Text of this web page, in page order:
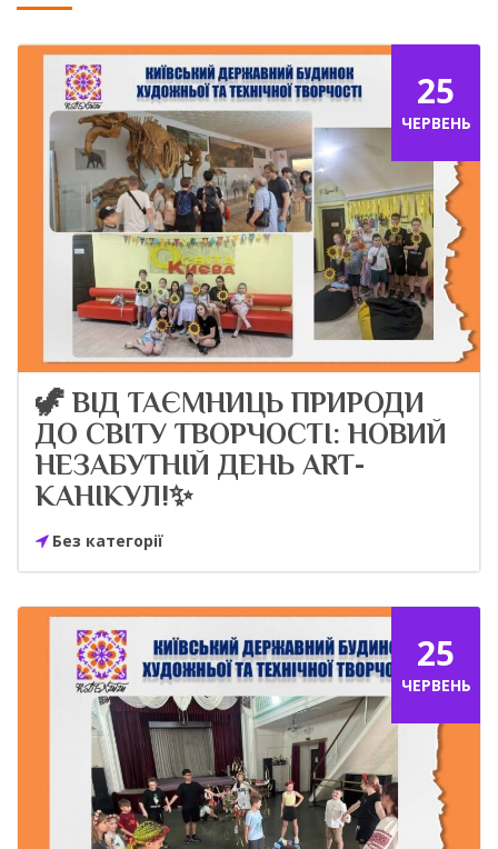
🦖 ВІД ТАЄМНИЦЬ ПРИРОДИ
ДО СВІТУ ТВОРЧОСТІ: НОВИЙ
НЕЗАБУТНІЙ ДЕНЬ ART-
КАНІКУЛ!✨
Без категорії
25
ЧЕРВЕНЬ
25
ЧЕРВЕНЬ